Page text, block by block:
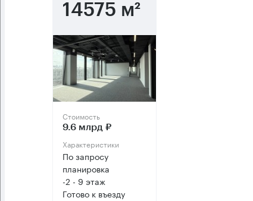
14575 м²
Стоимость
9.6 млрд ₽
Характеристики
По запросу
планировка
-2 - 9 этаж
Готово к въезду